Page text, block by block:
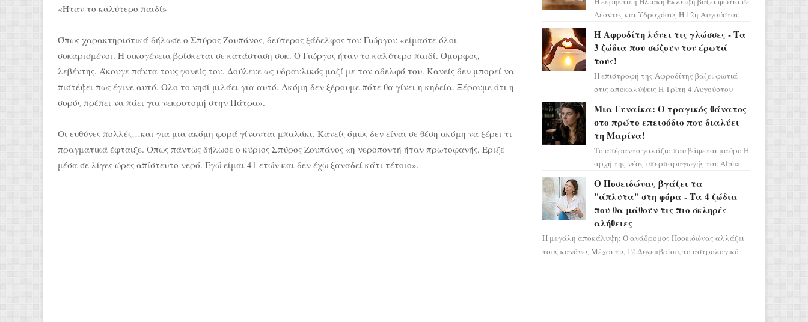
«Ήταν το καλύτερο παιδί»
Όπως χαρακτηριστικά δήλωσε ο Σπύρος Ζουπάνος, δεύτερος ξάδελφος του Γιώργου «είμαστε όλοι
σοκαρισμένοι. Η οικογένεια βρίσκεται σε κατάσταση σοκ. Ο Γιώργος ήταν το καλύτερο παιδί. Όμορφος,
λεβέντης. Άκουγε πάντα τους γονείς του. Δούλευε ως υδραυλικός μαζί με τον αδελφό του. Κανείς δεν μπορεί να
πιστέψει πως έγινε αυτό. Ολο το νησί μιλάει για αυτό. Ακόμη δεν ξέρουμε πότε θα γίνει η κηδεία. Ξέρουμε ότι η
σορός πρέπει να πάει για νεκροτομή στην Πάτρα».
Οι ευθύνες πολλές…και για μια ακόμη φορά γίνονται μπαλάκι. Κανείς όμως δεν είναι σε θέση ακόμη να ξέρει τι
πραγματικά έφταιξε. Όπως πάντως δήλωσε ο κύριος Σπύρος Ζουπάνος «η νεροποντή ήταν πρωτοφανής. Έριξε
μέσα σε λίγες ώρες απίστευτο νερό. Εγώ είμαι 41 ετών και δεν έχω ξαναδεί κάτι τέτοιο».
Λέοντες και Υδροχόους Η 12η Αυγούστου
χάους, καθώς η Ηλια...
Η Αφροδίτη λύνει τις γλώσσες - Τα
3 ζώδια που σώζουν τον έρωτά
τους!
Η επιστροφή της Αφροδίτης βάζει φωτιά
στις αποκαλύψεις Η Τρίτη 4 Αυγούστου
ορόσημο, καθώς η Αφροδίτη πρ...
Μια Γυναίκα: Ο τραγικός θάνατος
στο πρώτο επεισόδιο που διαλύει
τη Μαρίνα!
Το απέραντο γαλάζιο που βάφεται μαύρο Η
αρχή της νέας υπερπαραγωγής του Alpha
πλημμυρισμένο από...
Ο Ποσειδώνας βγάζει τα
"άπλυτα" στη φόρα - Τα 4 ζώδια
που θα μάθουν τις πιο σκληρές
αλήθειες
Η μεγάλη αποκάλυψη: Ο ανάδρομος Ποσειδώνας αλλάζει
τους κανόνες Μέχρι τις 12 Δεκεμβρίου, το αστρολογικό